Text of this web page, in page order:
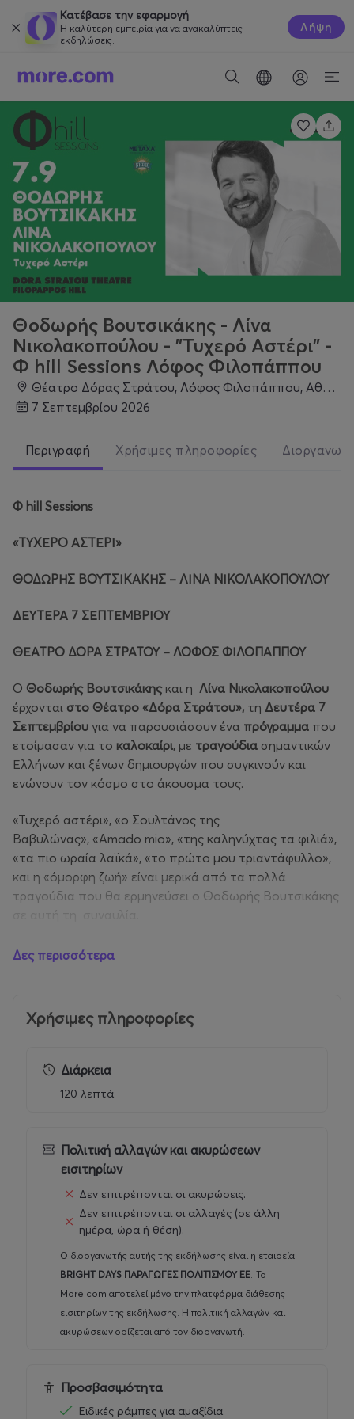
Κατέβασε την εφαρμογή
Η καλύτερη εμπειρία για να ανακαλύπτεις
εκδηλώσεις.
Λήψη
Θοδωρής Βουτσικάκης - Λίνα
Νικολακοπούλου - "Τυχερό Αστέρι" -
Φ hill Sessions Λόφος Φιλοπάππου
Θέατρο Δόρας Στράτου, Λόφος Φιλοπάππου, Αθήνα 117 41, Φιλοπάππου
7 Σεπτεμβρίου 2026
Περιγραφή Χρήσιμες πληροφορίες
Φ hill Sessions
«ΤΥΧΕΡΟ ΑΣΤΕΡΙ»
ΘΟΔΩΡΗΣ ΒΟΥΤΣΙΚΑΚΗΣ – ΛΙΝΑ ΝΙΚΟΛΑΚΟΠΟΥΛΟΥ
ΔΕΥΤΕΡΑ 7 ΣΕΠΤΕΜΒΡΙΟΥ
ΘΕΑΤΡΟ ΔΟΡΑ ΣΤΡΑΤΟΥ – ΛΟΦΟΣ ΦΙΛΟΠΑΠΠΟΥ
Ο Θοδωρής Βουτσικάκης και η Λίνα Νικολακοπούλου
έρχονται στο Θέατρο «Δόρα Στράτου», τη Δευτέρα 7
Σεπτεμβρίου για να παρουσιάσουν ένα πρόγραμμα που
ετοίμασαν για το καλοκαίρι, με τραγούδια σημαντικών
Ελλήνων και ξένων δημιουργών που συγκινούν και
ενώνουν τον κόσμο στο άκουσμα τους.
«Τυχερό αστέρι», «ο Σουλτάνος της
Βαβυλώνας», «Amado mio», «της καληνύχτας τα φιλιά»,
«τα πιο ωραία λαϊκά», «το πρώτο μου τριαντάφυλλο»,
και η «όμορφη ζωή» είναι μερικά από τα πολλά
τραγούδια που θα ερμηνεύσει ο Θοδωρής Βουτσικάκης
«Είμαστε έτοιμοι μαζί με την 6μελή ορχήστρα μας να
Χρήστος Θεοδώρου
ακορντεόν
Νίκος Σαμαράς- μπουζούκι - μαντολίνο – τρομπέτα
Στέλλα Τέμπρελη– τσέλο
Μουσική Διεύθυνση :Χρήστος Θεοδώρου
Θοδωρής Βουτσικάκης @
| Facebook
Πληροφορίες:
Θοδωρής Βουτσικάκης – Λίνα Νικολακοπούλου –
Δες περισσότερα
Χρήσιμες πληροφορίες
Διάρκεια
120 λεπτά
Πολιτική αλλαγών και ακυρώσεων
εισιτηρίων
Δεν επιτρέπονται οι ακυρώσεις.
Δεν επιτρέπονται οι αλλαγές (σε άλλη
ημέρα, ώρα ή θέση).
Ο διοργανωτής αυτής της εκδήλωσης είναι η εταιρεία
BRIGHT DAYS ΠΑΡΑΓΩΓΕΣ ΠΟΛΙΤΙΣΜΟΥ ΕΕ. Το
More.com αποτελεί μόνο την πλατφόρμα διάθεσης
εισιτηρίων της εκδήλωσης. Η πολιτική αλλαγών και
ακυρώσεων ορίζεται από τον διοργανωτή.
Προσβασιμότητα
Ειδικές ράμπες για αμαξίδια